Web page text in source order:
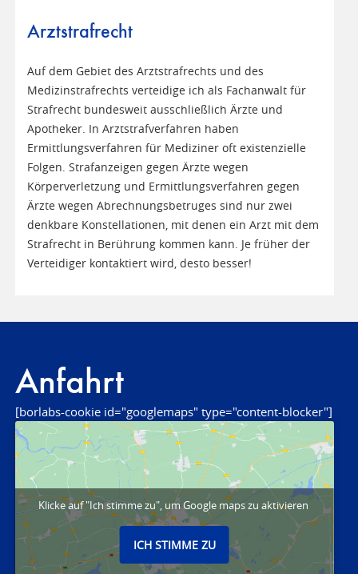
Arztstrafrecht
Auf dem Gebiet des Arztstrafrechts und des
Medizinstrafrechts verteidige ich als Fachanwalt für
Strafrecht bundesweit ausschließlich Ärzte und
Apotheker. In Arztstrafverfahren haben
Ermittlungsverfahren für Mediziner oft existenzielle
Folgen. Strafanzeigen gegen Ärzte wegen
Körperverletzung und Ermittlungsverfahren gegen
Ärzte wegen Abrechnungsbetruges sind nur zwei
denkbare Konstellationen, mit denen ein Arzt mit dem
Strafrecht in Berührung kommen kann. Je früher der
Verteidiger kontaktiert wird, desto besser!
Anfahrt
[borlabs-cookie id="googlemaps" type="content-blocker"]
Klicke auf "Ich stimme zu", um Google maps zu aktivieren
ICH STIMME ZU